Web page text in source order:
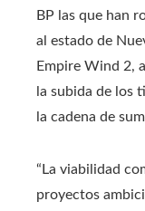
BP las que han
al estado de
Empire Wind 2,
la subida de los
la cadena de
“La viabilidad
proyectos